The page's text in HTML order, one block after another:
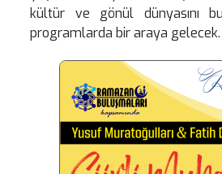
kültür ve gönül dünyasını
programlarda bir araya gelecek.